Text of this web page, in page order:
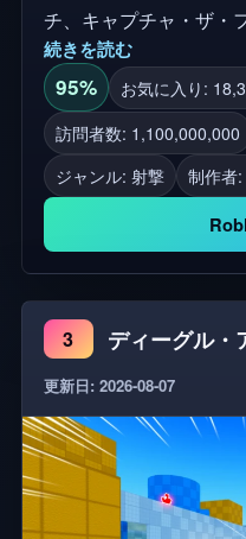
チ、キャプチャ・ザ・
オール、ガン・ゲーム(
ラシックゲームモード
チームを組んで、ライ
挑戦しよう 👑ランクを
しよう! 🌀あなたの能力
り、敵を上回る! 🔥コイ
しい武器、スキン、能
う! 🎮PC、携帯電話、
用可能 ❤️Made with love by Frosted Studios ⚠️任意の
形の詐欺は、すべての
ます⚠️ *免責事項: ケースの購入が許可されていない
取りません
続きを読む
95%
お気に入り:
訪問者数: 1,100,000,000
ジャンル: 射撃
制作者:
3 ディーグル・
更新日: 2026-08-07